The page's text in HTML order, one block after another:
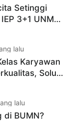
Setinggi
3+1 UNM
lalu
Karyawan
Solusi
lalu
di BUMN?